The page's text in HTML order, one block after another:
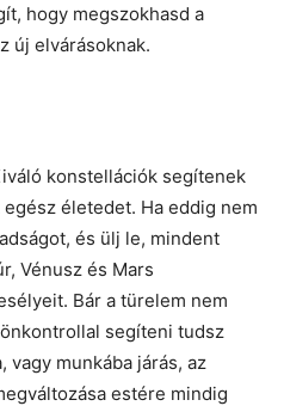
hogy megszokhasd a
új elvárásoknak.
konstellációk segítenek
életedet. Ha eddig nem
és ülj le, mindent
Vénusz és Mars
Bár a türelem nem
segíteni tudsz
vagy munkába járás, az
estére mindig